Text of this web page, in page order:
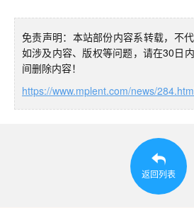
免责声明：本站部份内容系转载，不
如涉及内容、版权等问题，请在30日
间删除内容！
https://www.mplent.com/news/
返回列表